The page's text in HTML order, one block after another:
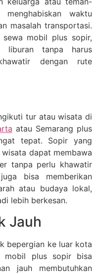
waktu
masalah transportasi.
sewa mobil plus sopir,
liburan tanpa harus
dengan rute
tur atau wisata di
atau Semarang plus
tepat. Sopir yang
dapat membawa
tanpa perlu khawatir
bisa memberikan
atau budaya lokal,
lebih berkesan.
Jauh
bepergian ke luar kota
mobil plus sopir bisa
jauh membutuhkan